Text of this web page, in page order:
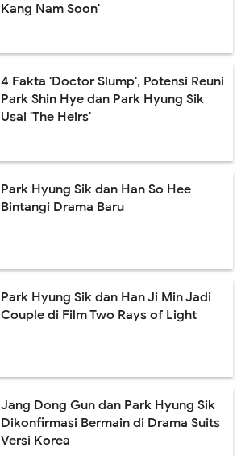
Kang Nam Soon'
4 Fakta 'Doctor Slump', Potensi Reuni
Park Shin Hye dan Park Hyung Sik
Usai 'The Heirs'
Park Hyung Sik dan Han So Hee
Bintangi Drama Baru
Park Hyung Sik dan Han Ji Min Jadi
Couple di Film Two Rays of Light
Jang Dong Gun dan Park Hyung Sik
Dikonfirmasi Bermain di Drama Suits
Versi Korea